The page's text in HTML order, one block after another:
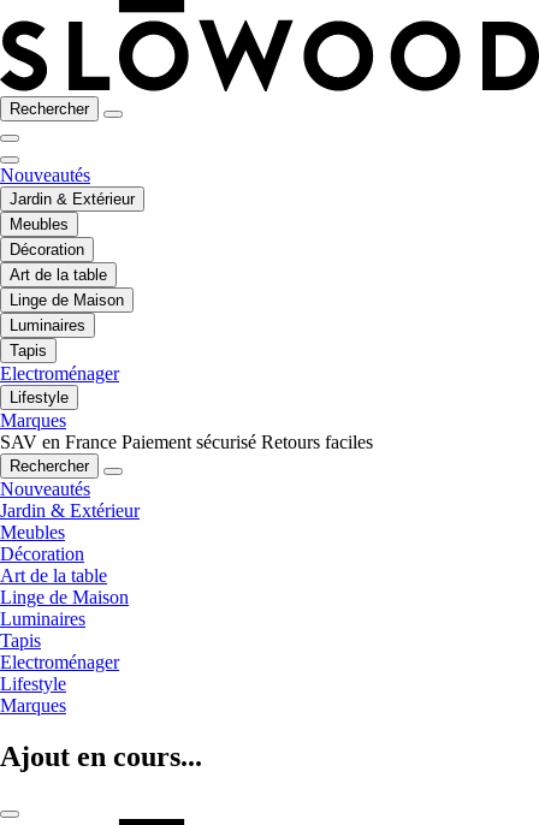
Rechercher
Nouveautés
Jardin & Extérieur
Meubles
Décoration
Art de la table
Linge de Maison
Luminaires
Tapis
Electroménager
Lifestyle
Marques
SAV en France Paiement sécurisé Retours faciles
Rechercher
Nouveautés
Jardin & Extérieur
Meubles
Décoration
Art de la table
Linge de Maison
Luminaires
Tapis
Electroménager
Lifestyle
Marques
Ajout en cours...